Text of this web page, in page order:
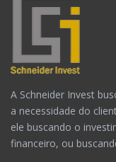
A Schneider Invest
a necessidade do
ele buscando o
financeiro, ou